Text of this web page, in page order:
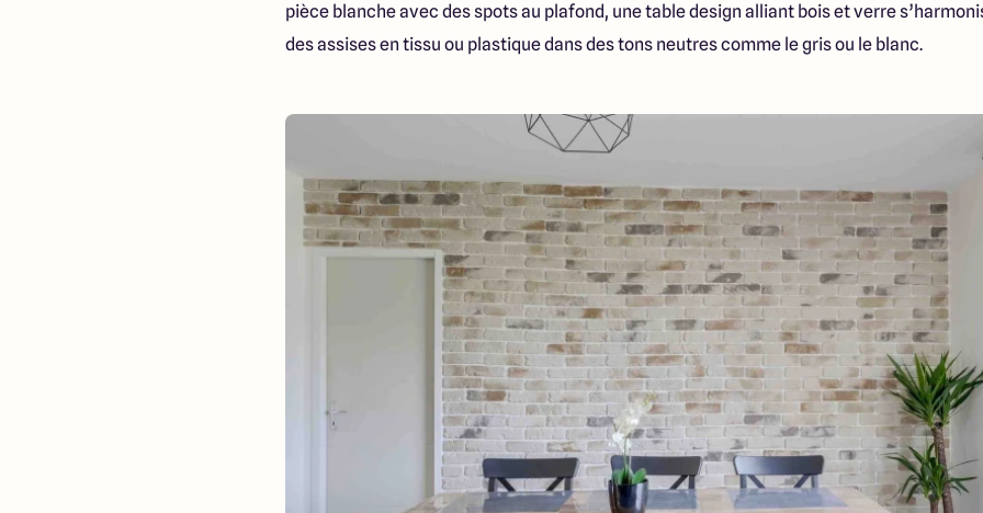
pièce blanche avec des spots au plafond, une table design alliant bois et verre
des assises en tissu ou plastique dans des tons neutres comme le gris ou le blanc.